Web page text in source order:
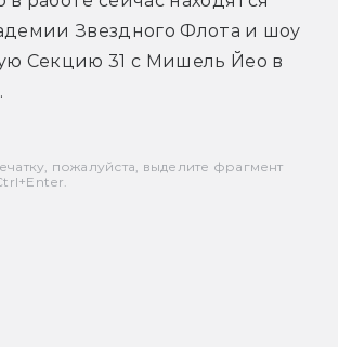
Звездного Флота и шоу
Секцию 31 с Мишель Йео в
пожалуйста, выделите фрагмент